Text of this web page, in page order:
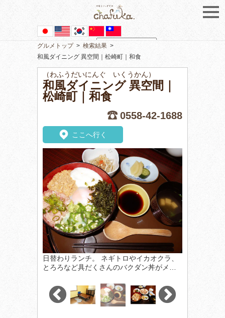
Powered by
グルメトップ> 検索結果 >
和風ダイニング 異空間｜松崎町｜和食
（わふうだいにんぐ いくうかん）
和風ダイニング 異空間｜
松崎町｜和食
0558-42-1688
ここへ行く
日替わりランチ。 ネギトロやイカオクラ、
とろろなど具だくさんのバクダン丼がメ…